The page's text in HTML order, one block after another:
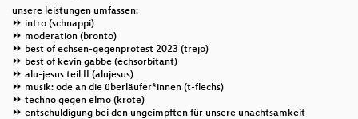
unsere leistungen umfassen:
⏩ intro (schnappi)
⏩ moderation (bronto)
⏩ best of echsen-gegenprotest 2023 (trejo)
⏩ best of kevin gabbe (echsorbitant)
⏩ alu-jesus teil II (alujesus)
⏩ musik: ode an die überläufer*innen (t-flechs)
⏩ techno gegen elmo (kröte)
⏩ entschuldigung bei den ungeimpften für unsere unachtsamkeit